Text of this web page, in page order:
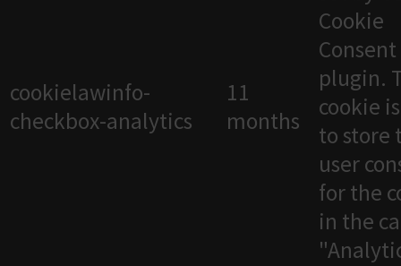
cookielawinfo-
checkbox-analytics
11
months
Cookie
Consent
plugin.
cookie
to store
user
for the
in the